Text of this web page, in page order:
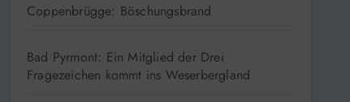
Coppenbrügge: Böschungsbrand
Bad Pyrmont: Ein Mitglied der Drei
Fragezeichen kommt ins Weserbergland